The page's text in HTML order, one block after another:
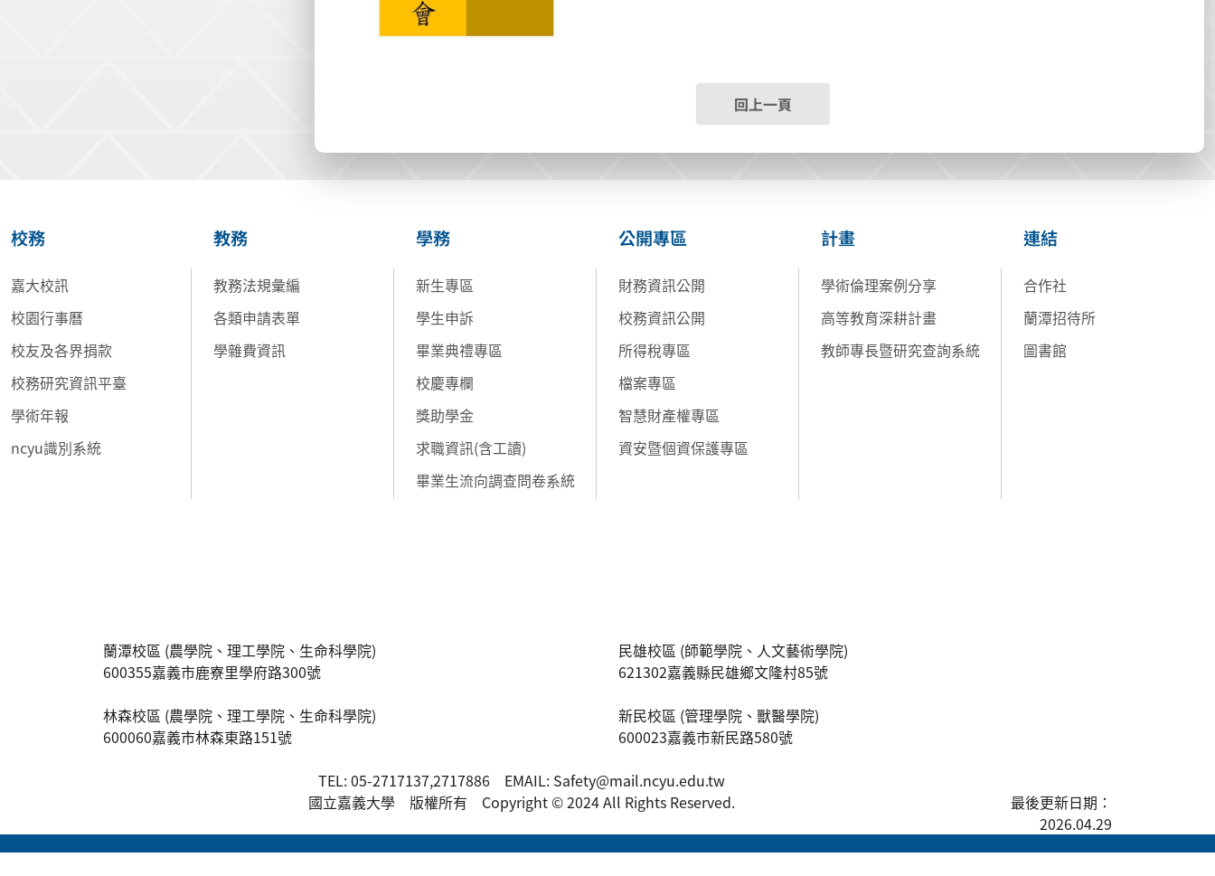
回上一頁
校務
嘉大校訊
校園行事曆
校友及各界捐款
校務研究資訊平臺
學術年報
ncyu識別系統
教務
教務法規彙編
各類申請表單
學雜費資訊
學務
新生專區
學生申訴
畢業典禮專區
校慶專欄
獎助學金
求職資訊(含工讀)
畢業生流向調查問卷系統
公開專區
財務資訊公開
校務資訊公開
所得稅專區
檔案專區
智慧財產權專區
資安暨個資保護專區
計畫
學術倫理案例分享
高等教育深耕計畫
教師專長暨研究查詢系統
連結
合作社
蘭潭招待所
圖書館
蘭潭校區 (農學院、理工學院、生命科學院)
600355嘉義市鹿寮里學府路300號
民雄校區 (師範學院、人文藝術學院)
621302嘉義縣民雄鄉文隆村85號
林森校區 (農學院、理工學院、生命科學院)
600060嘉義市林森東路151號
新民校區 (管理學院、獸醫學院)
600023嘉義市新民路580號
TEL: 05-2717137,2717886 EMAIL: Safety@mail.ncyu.edu.tw
國立嘉義大學 版權所有 Copyright © 2024 All Rights Reserved.
最後更新日期：
2026.04.29